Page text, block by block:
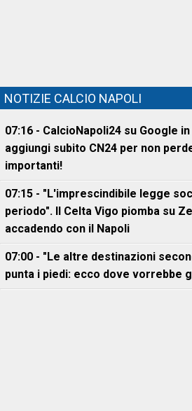
NOTIZIE CALCIO NAPOLI
07:16 - CalcioNapoli24 su Google
aggiungi subito CN24 per non
importanti!
07:15 - "L'imprescindibile legge
periodo". Il Celta Vigo piomba su
accadendo con il Napoli
07:00 - "Le altre destinazioni
punta i piedi: ecco dove vorrebbe